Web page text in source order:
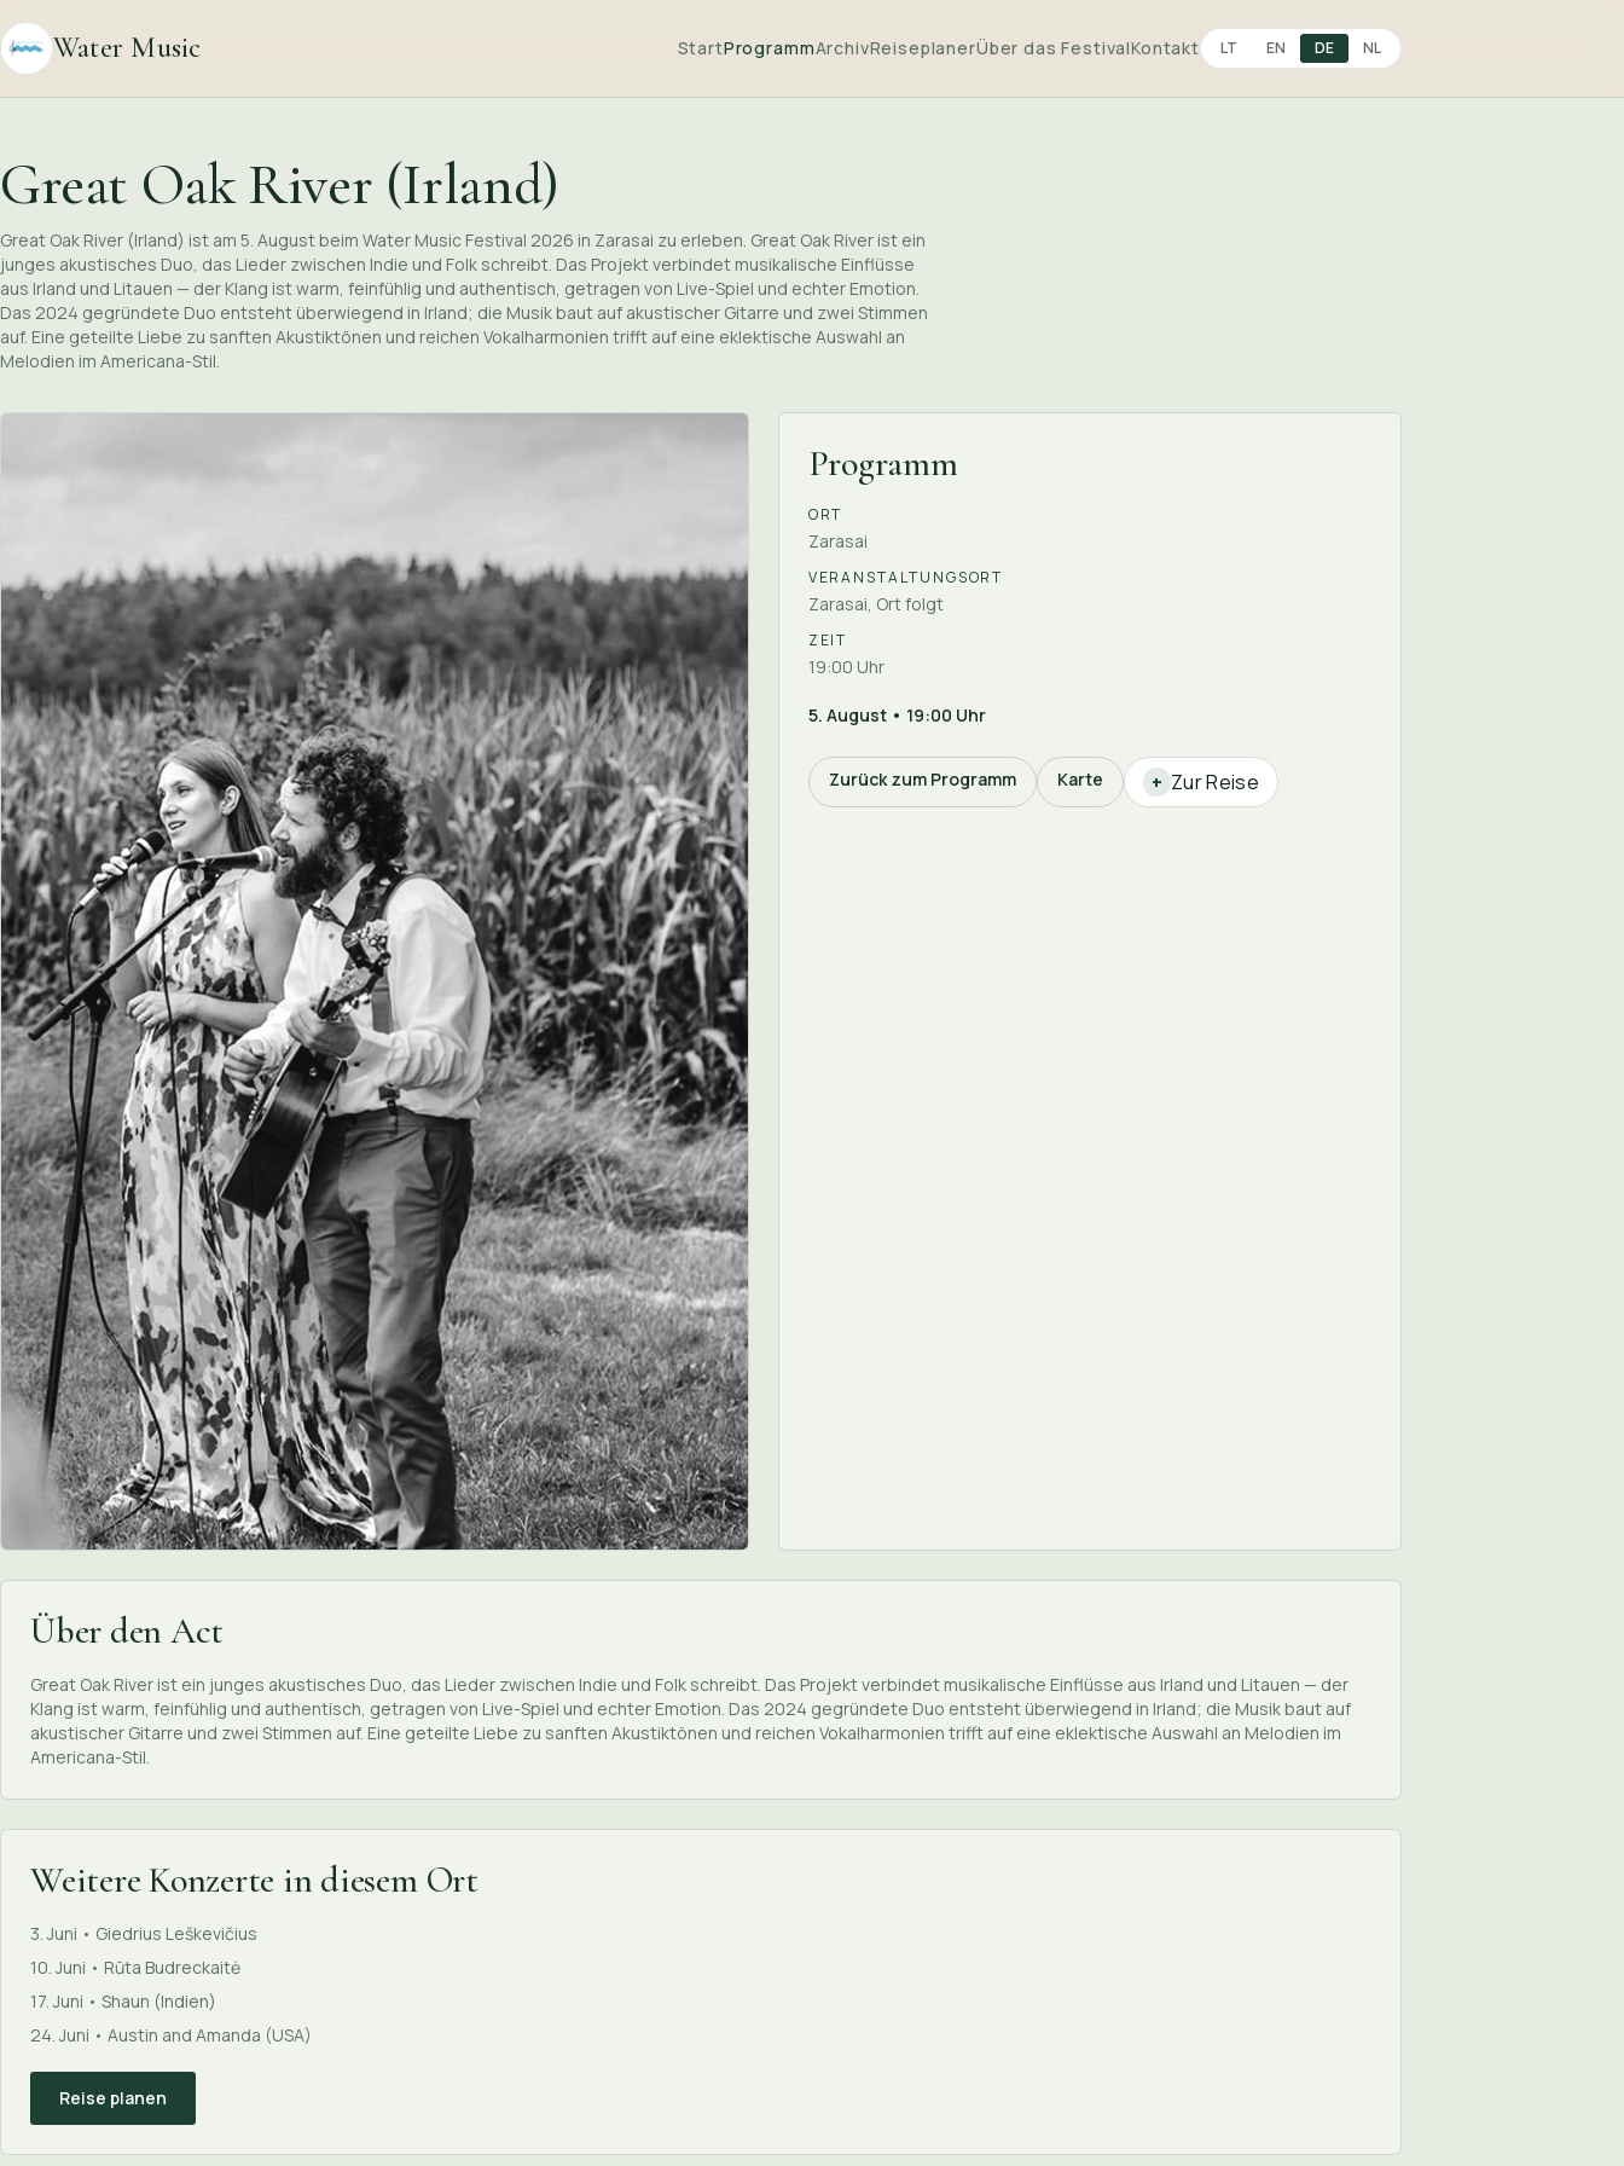
Water Music StartProgrammArchivReiseplanerÜber das FestivalKontakt LT EN DE NL
Great Oak River (Irland)
Great Oak River (Irland) ist am 5. August beim Water Music Festival 2026 in Zarasai zu erleben. Great Oak River ist ein
junges akustisches Duo, das Lieder zwischen Indie und Folk schreibt. Das Projekt verbindet musikalische Einflüsse
aus Irland und Litauen — der Klang ist warm, feinfühlig und authentisch, getragen von Live-Spiel und echter Emotion.
Das 2024 gegründete Duo entsteht überwiegend in Irland; die Musik baut auf akustischer Gitarre und zwei Stimmen
auf. Eine geteilte Liebe zu sanften Akustik­tönen und reichen Vokal­harmonien trifft auf eine eklektische Auswahl an
Melodien im Americana-Stil.
Programm
ORT
Zarasai
VERANSTALTUNGSORT
Zarasai, Ort folgt
ZEIT
19:00 Uhr
5. August • 19:00 Uhr
Zurück zum Programm Karte + Zur Reise
Über den Act
Great Oak River ist ein junges akustisches Duo, das Lieder zwischen Indie und Folk schreibt. Das Projekt verbindet musikalische Einflüsse aus Irland und Litauen — der
Klang ist warm, feinfühlig und authentisch, getragen von Live-Spiel und echter Emotion. Das 2024 gegründete Duo entsteht überwiegend in Irland; die Musik baut auf
akustischer Gitarre und zwei Stimmen auf. Eine geteilte Liebe zu sanften Akustik­tönen und reichen Vokal­harmonien trifft auf eine eklektische Auswahl an Melodien im
Americana-Stil.
Weitere Konzerte in diesem Ort
3. Juni • Giedrius Leškevičius
10. Juni • Rūta Budreckaitė
17. Juni • Shaun (Indien)
24. Juni • Austin and Amanda (USA)
Reise planen